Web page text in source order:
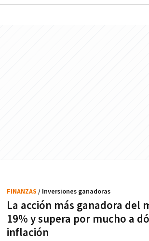
La acción más ganadora del
19% y supera por mucho a
inflación
FINANZAS / Inversiones ganadoras